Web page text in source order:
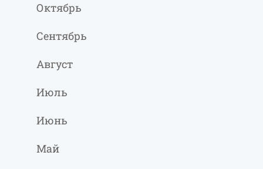
Октябрь
Сентябрь
Август
Июль
Июнь
Май